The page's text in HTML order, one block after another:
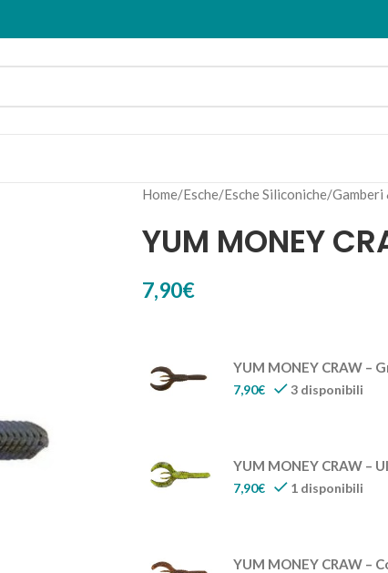
Home Esche Esche Siliconiche Gamberi
YUM MONEY
7,90€
YUM MONEY CRAW –
7,90€ 3 disponibili
YUM MONEY CRAW –
7,90€ 1 disponibili
YUM MONEY CRAW –